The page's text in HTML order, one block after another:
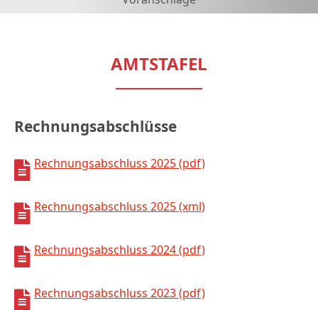
AMTSTAFEL
Rechnungsabschlüsse
Rechnungsabschluss 2025 (pdf)
Rechnungsabschluss 2025 (xml)
Rechnungsabschluss 2024 (pdf)
Rechnungsabschluss 2023 (pdf)